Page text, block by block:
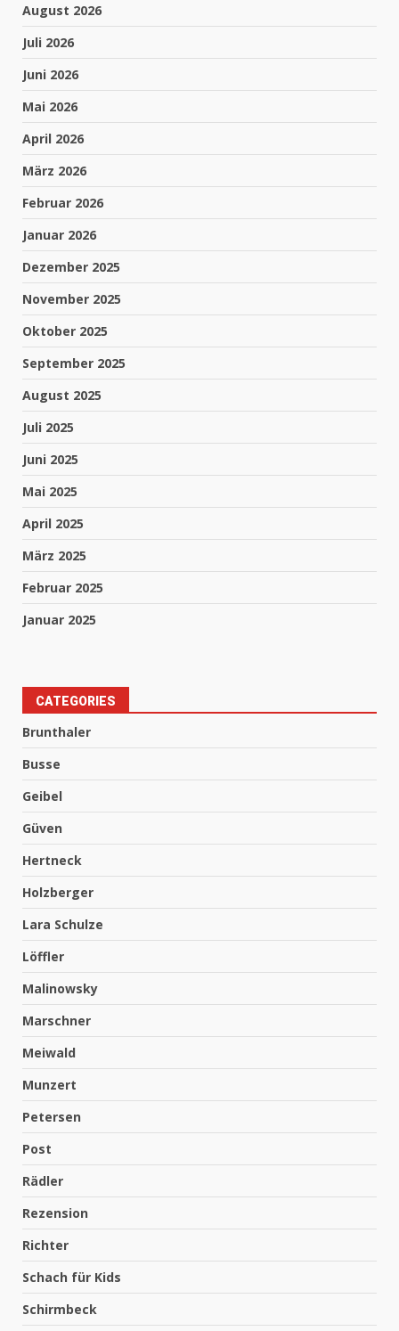
August 2026
Juli 2026
Juni 2026
Mai 2026
April 2026
März 2026
Februar 2026
Januar 2026
Dezember 2025
November 2025
Oktober 2025
September 2025
August 2025
Juli 2025
Juni 2025
Mai 2025
April 2025
März 2025
Februar 2025
Januar 2025
CATEGORIES
Brunthaler
Busse
Geibel
Güven
Hertneck
Holzberger
Lara Schulze
Löffler
Malinowsky
Marschner
Meiwald
Munzert
Petersen
Post
Rädler
Rezension
Richter
Schach für Kids
Schirmbeck